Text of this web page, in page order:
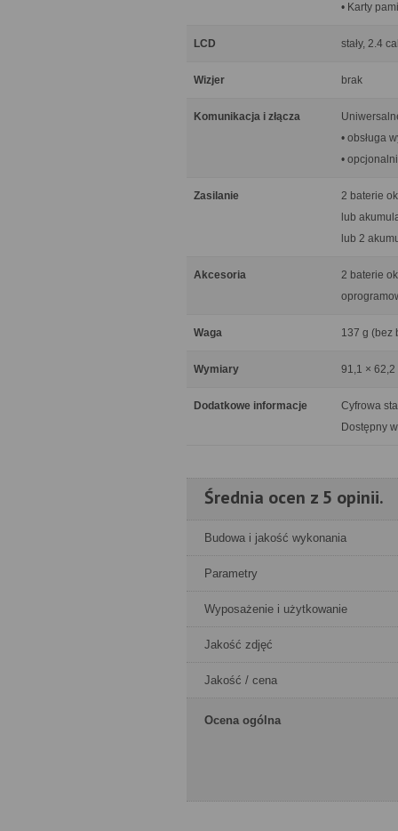
• Karty
LCD stały, 2.4
Wizjer brak
Komunikacja i złącza
• obsługa
•
Zasilanie
2 baterie
lub
lub 2
Akcesoria
2 baterie
Waga 137 g (bez
Wymiary 91,1 × 62,2
Dodatkowe informacje
Cyfrowa
Dostępny
Średnia ocen z 5 opinii.
Budowa i jakość wykonania
Parametry
Wyposażenie i użytkowanie
Jakość zdjęć
Jakość / cena
Ocena ogólna